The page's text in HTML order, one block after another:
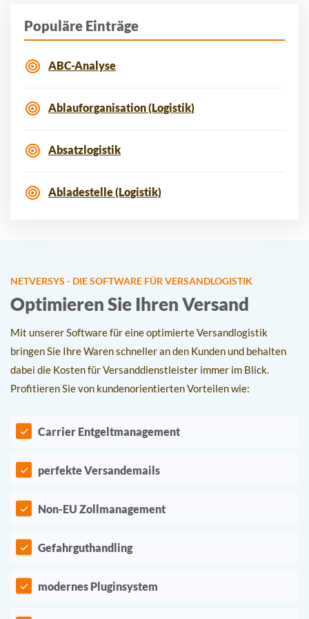
Populäre Einträge
ABC-Analyse
Ablauforganisation (Logistik)
Absatzlogistik
Abladestelle (Logistik)
NETVERSYS - DIE SOFTWARE FÜR VERSANDLOGISTIK
Optimieren Sie Ihren Versand
Mit unserer Software für eine optimierte Versandlogistik
bringen Sie Ihre Waren schneller an den Kunden und behalten
dabei die Kosten für Versanddienstleister immer im Blick.
Profitieren Sie von kundenorientierten Vorteilen wie:
Carrier Entgeltmanagement
perfekte Versandemails
Non-EU Zollmanagement
Gefahrguthandling
modernes Pluginsystem